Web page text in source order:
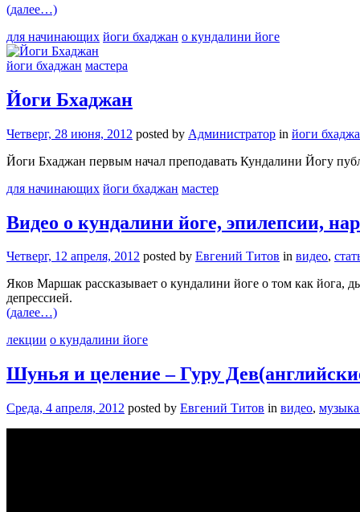
(далее…)
для начинающих йоги бхаджан о кундалини йоге
йоги бхаджан мастера
Йоги Бхаджан
Четверг, 28 июня, 2012 posted by Администратор in йоги
Йоги Бхаджан первым начал преподавать Кундалини Йогу
для начинающих йоги бхаджан мастер
Видео о кундалини йоге, эпилепсии,
Четверг, 12 апреля, 2012 posted by Евгений Титов in видео,
Яков Маршак рассказывает о кундалини йоге о том как йога,
депрессией.
(далее…)
лекции о кундалини йоге
Шунья и целение – Гуру
Среда, 4 апреля, 2012 posted by Евгений Титов in видео,